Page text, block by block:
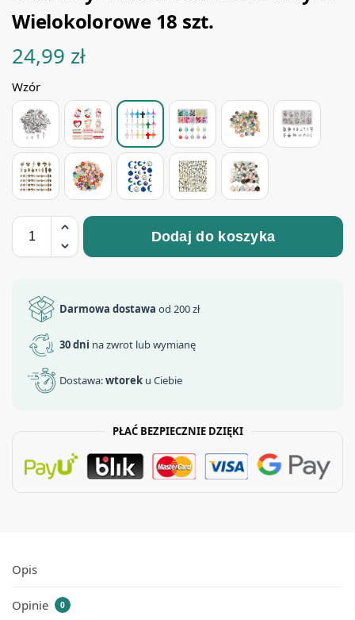
Wielokolorowe 18 szt.
24,99 zł
Wzór
Dodaj do koszyka
Darmowa dostawa od 200 zł
30 dni na zwrot lub wymianę
Dostawa:wtorek u Ciebie
PŁAĆ BEZPIECZNIE DZIĘKI
Opis
Opinie 0